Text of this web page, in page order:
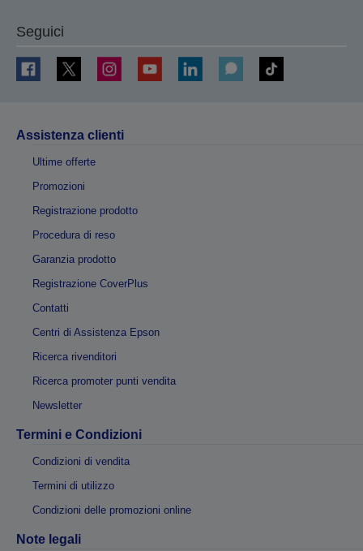
Seguici
Assistenza clienti
Ultime offerte
Promozioni
Registrazione prodotto
Procedura di reso
Garanzia prodotto
Registrazione CoverPlus
Contatti
Centri di Assistenza Epson
Ricerca rivenditori
Ricerca promoter punti vendita
Newsletter
Termini e Condizioni
Condizioni di vendita
Termini di utilizzo
Condizioni delle promozioni online
Note legali